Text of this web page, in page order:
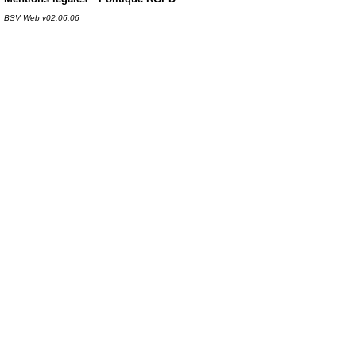
BSV Web v02.06.06